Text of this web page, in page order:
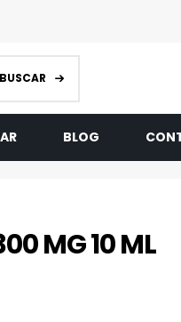
BUSCAR
BLOG
MG 10 ML